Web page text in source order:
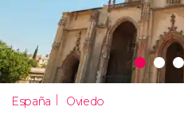
España Oviedo